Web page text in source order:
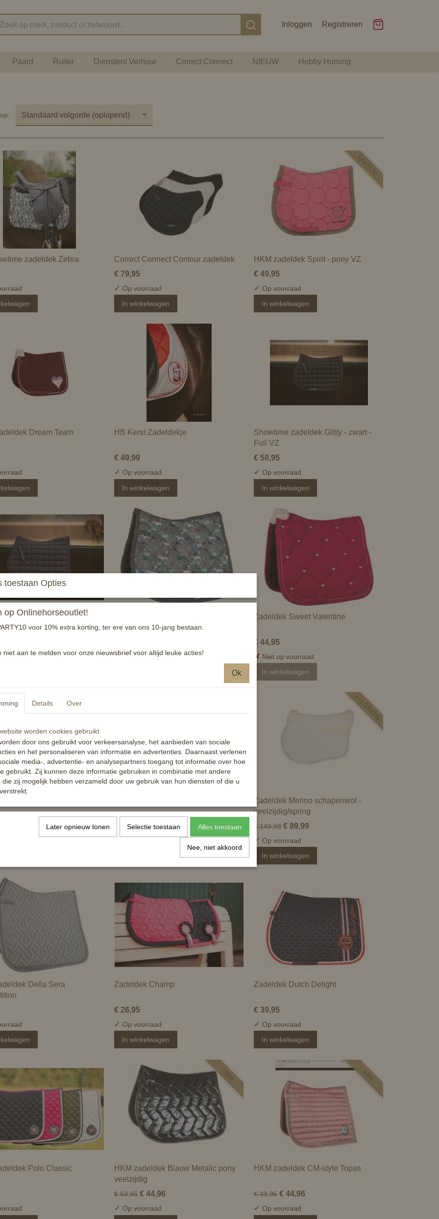
Inloggen Registreren
Paard Ruiter Diensten/ Verhuur Correct Connect NIEUW Hobby Horsing
op:
zadeldek Zebra
Correct Connect Contour zadeldek
€ 79,95
✓ Op voorraad
In winkelwagen
LAATSTE
HKM zadeldek Spirit - pony VZ
€ 49,95
✓ Op voorraad
In winkelwagen
Dream Team HB Kerst Zadeldekje
€ 49,99
✓ Op voorraad
In winkelwagen
Showtime zadeldek Glitty - zwart -
Full VZ
€ 58,95
✓ Op voorraad
In winkelwagen
zadeldek Glitty - navy -
✓Op voorraad
Zadeldek Sweet Valentine
€ 44,95
✘ Niet op voorraad
In winkelwagen
€ 44,95
1+1 GRATIS
Zadeldek Merino schapenwol -
veelzijdig/spring
€ 149,98 € 89,99
✓ Op voorraad
In winkelwagen
Della Sera
Zadeldek Champ
€ 26,95
✓ Op voorraad
In winkelwagen
Zadeldek Dutch Delight
€ 39,95
✓ Op voorraad
In winkelwagen
Polo Classic
-25%
HKM zadeldek Blauw Metalic pony
veelzijdig
€ 59,95 € 44,96
✓ Op voorraad
-10%
HKM zadeldek CM-style Topas
€ 49,95 € 44,96
✓ Op voorraad
toestaan Opties
op Onlinehorseoutlet!
voor 10% extra korting, ter ere van ons 10-jarig bestaan.
niet aan te melden voor onze nieuwsbrief voor altijd leuke acties!
Ok
Details Over
worden cookies gebruikt
door ons gebruikt voor verkeersanalyse, het aanbieden van sociale
en het personaliseren van informatie en advertenties. Daarnaast verlenen
media-, advertentie- en analysepartners toegang tot informatie over hoe
gebruikt. Zij kunnen deze informatie gebruiken in combinatie met andere
die zij mogelijk hebben verzameld door uw gebruik van hun diensten of die u
Later opnieuw tonen Selectie toestaan Alles toestaan
Nee, niet akkoord